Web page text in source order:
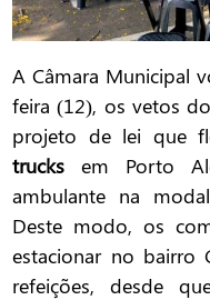
A Câmara Municipal
feira (12), os vetos
projeto de lei que
trucks em Porto
ambulante na
Deste modo, os
estacionar no bairro
refeições, desde